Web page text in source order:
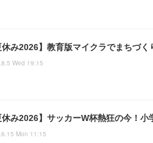
休み2026】教育版マイクラでまちづ
Wed 19:15
休み2026】サッカーW杯熱狂の今！
Mon 11:15